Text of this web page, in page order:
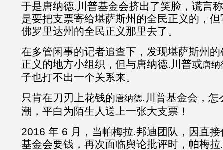
于是唐纳德.川普基金会挤出了笑脸，谎言
是要把支票寄给堪萨斯州的全民正义的，
佛罗里达州的全民正义那里去了。
在多管闲事的记者追查下，发现堪萨斯州
正义的地方小组织，但与唐纳德.川普或唐纳
子也打不出一个关系来。
只肯在刀刃上花钱的唐纳德.川普基金会，怎
潮，平白为陌生人送上一张大支票！
2016 年 6 月，当帕梅拉.邦迪团队，因直
基金会要钱，再次面临舆论批评时，帕梅